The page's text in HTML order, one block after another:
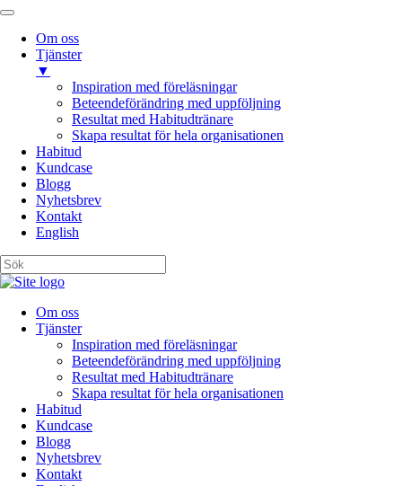
Om oss
Tjänster
▼
Inspiration med föreläsningar
Beteendeförändring med uppföljning
Resultat med Habitudtränare
Skapa resultat för hela organisationen
Habitud
Kundcase
Blogg
Nyhetsbrev
Kontakt
English
Om oss
Tjänster
Inspiration med föreläsningar
Beteendeförändring med uppföljning
Resultat med Habitudtränare
Skapa resultat för hela organisationen
Habitud
Kundcase
Blogg
Nyhetsbrev
Kontakt